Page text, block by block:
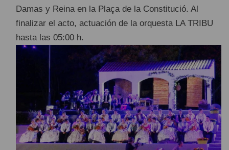
Damas y Reina en la Plaça de la Constitució. Al
finalizar el acto, actuación de la orquesta LA TRIBU
hasta las 05:00 h.